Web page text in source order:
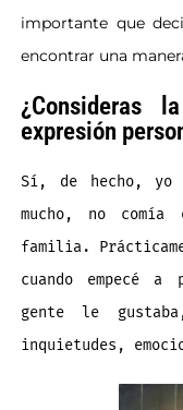
importante que
encontrar una
¿Consideras
expresión
Sí, de hecho, yo
mucho, no
familia.
cuando empecé
gente le
inquietudes,